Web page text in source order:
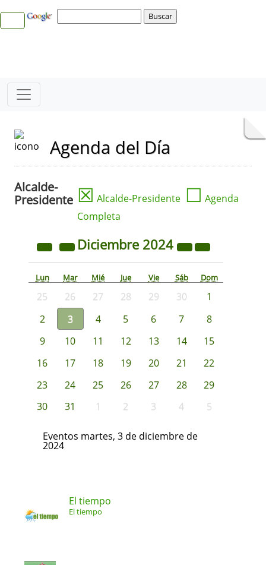
Agenda del Día
Alcalde-
Presidente ☒ Alcalde-Presidente ☐ Agenda
Completa
Diciembre 2024
Lun Mar Mié Jue Vie Sáb Dom
25 26 27 28 29 30
1
2
3 4 5 6 7
8
9
10 11 12 13 14
15
16
17 18 19 20 21
22
23
24 25 26 27 28
29
30
31 1 2 3 4 5
Eventos martes, 3 de diciembre de
2024
El tiempo
El tiempo